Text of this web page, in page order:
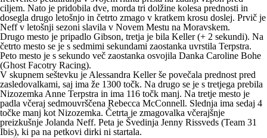
ciljem. Nato je pridobila dve, morda tri dolžine kolesa prednosti in
dosegla drugo letošnjo in četrto zmago v kratkem krosu doslej. Prvič je
Neff v letošnji sezoni slavila v Novem Mestu na Moravskem.
Drugo mesto je pripadlo Gibson, tretja je bila Keller(+ 2 sekundi). Na
četrto mesto se je s sedmimi sekundami zaostanka uvrstila Terpstra.
Peto mesto je s sekundo več zaostanka osvojila Danka Caroline Bohe
(Ghost Facotry Racing).
V skupnem seštevku je Alessandra Keller še povečala prednost pred
zasledovalkami, saj ima že 1300 točk. Na drugo se je s tretjega prebila
Nizozemka Anne Terpstra in ima 116 točk manj. Na tretje mesto je
padla včeraj sedmouvrščena Rebecca McConnell. Slednja ima sedaj 4
točke manj kot Nizozemka. Četrta je zmagovalka včerajšnje
preizkušnje Jolanda Neff. Peta je Švedinja Jenny Rissveds (Team 31
Ibis), ki pa na petkovi dirki ni startala.